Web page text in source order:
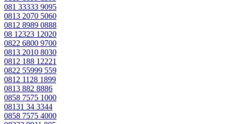
081 33333 9095
0813 2070 5060
0812 8989 0888
08 12323 12020
0822 6800 9700
0813 2010 8030
0812 188 12221
0822 55999 559
0812 1128 1899
0813 882 8886
0858 7575 1000
08131 34 3344
0858 7575 4000